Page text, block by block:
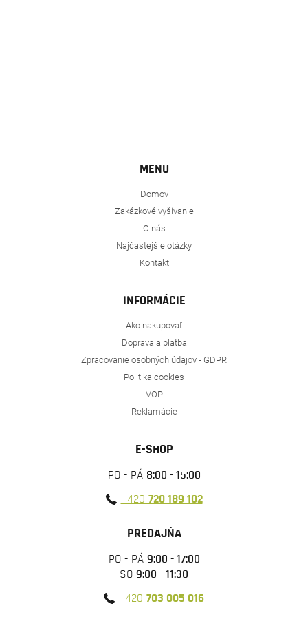
MENU
Domov
Zakázkové vyšívanie
O nás
Najčastejšie otázky
Kontakt
INFORMÁCIE
Ako nakupovať
Doprava a platba
Zpracovanie osobných údajov - GDPR
Politika cookies
VOP
Reklamácie
E-SHOP
PO - PÁ 8:00 - 15:00
+420 720 189 102
PREDAJŇA
PO - PÁ 9:00 - 17:00
SO 9:00 - 11:30
+420 703 005 016